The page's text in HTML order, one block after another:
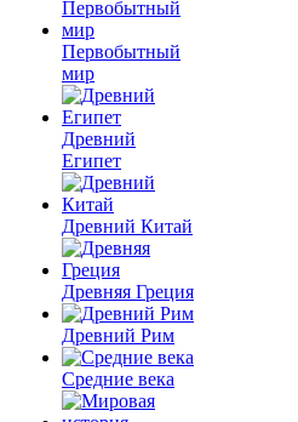
Первобытный
мир
Древний
Египет
Древний Китай
Древняя Греция
Древний Рим
Средние века